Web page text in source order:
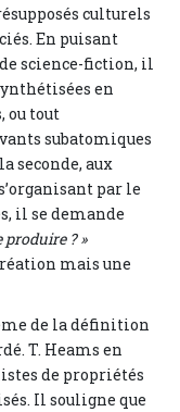
culturels
En puisant
science-fiction, il
en
ou tout
subatomiques
seconde, aux
par le
il se demande
produire ? »
mais une
de la définition
T. Heams en
de propriétés
Il souligne que